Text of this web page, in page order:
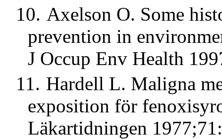
10. Axelson O. Some
prevention in
J Occup Env Health
11. Hardell L. Maligna
exposition för
Läkartidningen